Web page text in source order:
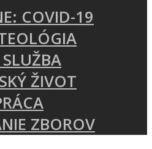
COVID-19
ŽIVOT
ZBOROV